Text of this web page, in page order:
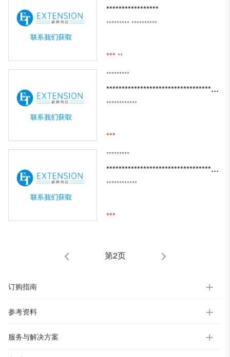
*****************
********* **********
*** **
*********
****************************************************
************
***
*********
*****************************************
************
***
第2页
订购指南
参考资料
服务与解决方案